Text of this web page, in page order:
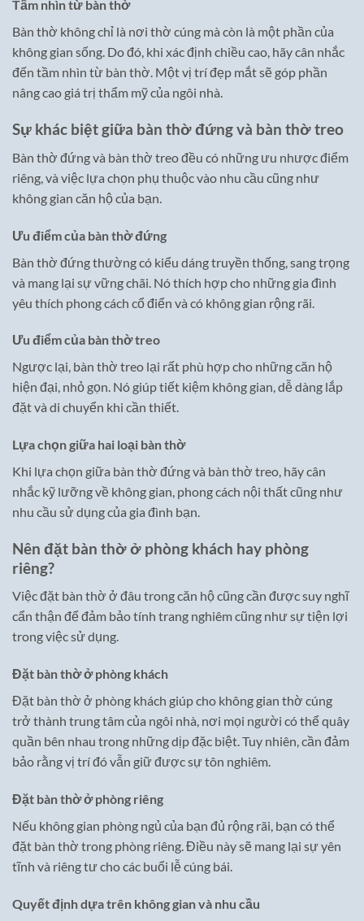
Tầm nhìn từ bàn thờ
Bàn thờ không chỉ là nơi thờ cúng mà còn là một phần của
không gian sống. Do đó, khi xác định chiều cao, hãy cân nhắc
đến tầm nhìn từ bàn thờ. Một vị trí đẹp mắt sẽ góp phần
nâng cao giá trị thẩm mỹ của ngôi nhà.
Sự khác biệt giữa bàn thờ đứng và bàn thờ treo
Bàn thờ đứng và bàn thờ treo đều có những ưu nhược điểm
riêng, và việc lựa chọn phụ thuộc vào nhu cầu cũng như
không gian căn hộ của bạn.
Ưu điểm của bàn thờ đứng
Bàn thờ đứng thường có kiểu dáng truyền thống, sang trọng
và mang lại sự vững chãi. Nó thích hợp cho những gia đình
yêu thích phong cách cổ điển và có không gian rộng rãi.
Ưu điểm của bàn thờ treo
Ngược lại, bàn thờ treo lại rất phù hợp cho những căn hộ
hiện đại, nhỏ gọn. Nó giúp tiết kiệm không gian, dễ dàng lắp
đặt và di chuyển khi cần thiết.
Lựa chọn giữa hai loại bàn thờ
Khi lựa chọn giữa bàn thờ đứng và bàn thờ treo, hãy cân
nhắc kỹ lưỡng về không gian, phong cách nội thất cũng như
nhu cầu sử dụng của gia đình bạn.
Nên đặt bàn thờ ở phòng khách hay phòng
riêng?
Việc đặt bàn thờ ở đâu trong căn hộ cũng cần được suy nghĩ
cẩn thận để đảm bảo tính trang nghiêm cũng như sự tiện lợi
trong việc sử dụng.
Đặt bàn thờ ở phòng khách
Đặt bàn thờ ở phòng khách giúp cho không gian thờ cúng
trở thành trung tâm của ngôi nhà, nơi mọi người có thể quây
quần bên nhau trong những dịp đặc biệt. Tuy nhiên, cần đảm
bảo rằng vị trí đó vẫn giữ được sự tôn nghiêm.
Đặt bàn thờ ở phòng riêng
Nếu không gian phòng ngủ của bạn đủ rộng rãi, bạn có thể
đặt bàn thờ trong phòng riêng. Điều này sẽ mang lại sự yên
tĩnh và riêng tư cho các buổi lễ cúng bái.
Quyết định dựa trên không gian và nhu cầu